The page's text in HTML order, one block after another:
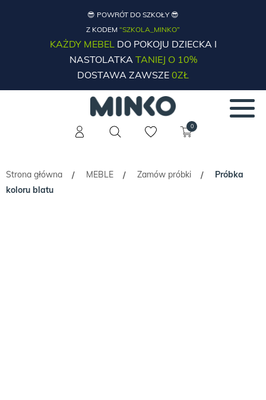
😎 POWRÓT DO SZKOŁY 😎
Z KODEM “SZKOLA_MINKO”
KAŻDY MEBELDO POKOJU DZIECKA I
NASTOLATKATANIEJ O 10%
DOSTAWA ZAWSZE 0ZŁ
0
Strona główna / MEBLE / Zamów próbki /
Próbka
koloru blatu